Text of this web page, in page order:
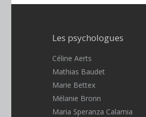
Les psychologues
Céline Aerts
Mathias Baudet
Marie Bettex
Mélanie Bronn
Maria Speranza Calamia